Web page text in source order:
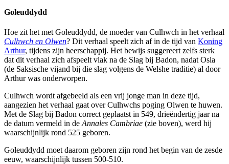
Goleuddydd
Hoe zit het met Goleuddydd, de moeder van Culhwch in het verhaal
Culhwch en Olwen? Dit verhaal speelt zich af in de tijd van Koning
Arthur, tijdens zijn heerschappij. Het bewijs suggereert zelfs sterk
dat dit verhaal zich afspeelt vlak na de Slag bij Badon, nadat Osla
(de Saksische vijand bij die slag volgens de Welshe traditie) al door
Arthur was onderworpen.
Culhwch wordt afgebeeld als een vrij jonge man in deze tijd,
aangezien het verhaal gaat over Culhwchs poging Olwen te huwen.
Met de Slag bij Badon correct geplaatst in 549, drieëndertig jaar na
de datum vermeld in de Annales Cambriae (zie boven), werd hij
waarschijnlijk rond 525 geboren.
Goleuddydd moet daarom geboren zijn rond het begin van de zesde
eeuw, waarschijnlijk tussen 500-510.